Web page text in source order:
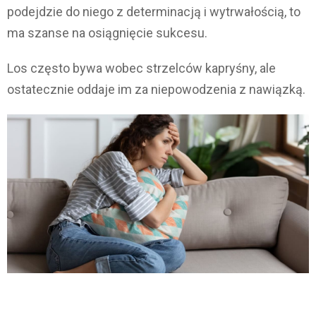
podejdzie do niego z determinacją i wytrwałością, to
ma szanse na osiągnięcie sukcesu.
Los często bywa wobec strzelców kapryśny, ale
ostatecznie oddaje im za niepowodzenia z nawiązką.